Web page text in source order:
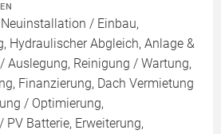
/ Einbau,
Hydraulischer Abgleich, Anlage &
Auslegung, Reinigung / Wartung,
Finanzierung, Dach Vermietung
/ Optimierung,
Batterie, Erweiterung,